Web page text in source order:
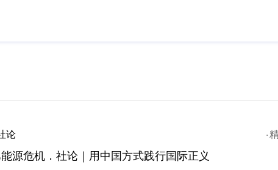
论
源危机．社论｜用中国方式践行国际正义